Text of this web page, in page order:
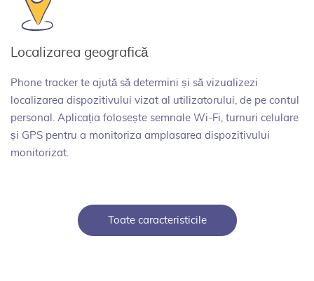
Localizarea geografică
Phone tracker te ajută să determini și să vizualizezi
localizarea dispozitivului vizat al utilizatorului, de pe contul
personal. Aplicația folosește semnale Wi-Fi, turnuri celulare
și GPS pentru a monitoriza amplasarea dispozitivului
monitorizat.
Toate caracteristicile